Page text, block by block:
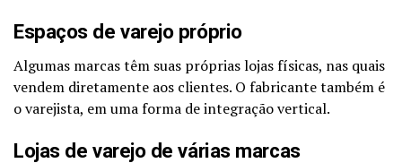
Espaços de varejo próprio
Algumas marcas têm suas próprias lojas físicas, nas quais
vendem diretamente aos clientes. O fabricante também é
o varejista, em uma forma de integração vertical.
Lojas de varejo de várias marcas